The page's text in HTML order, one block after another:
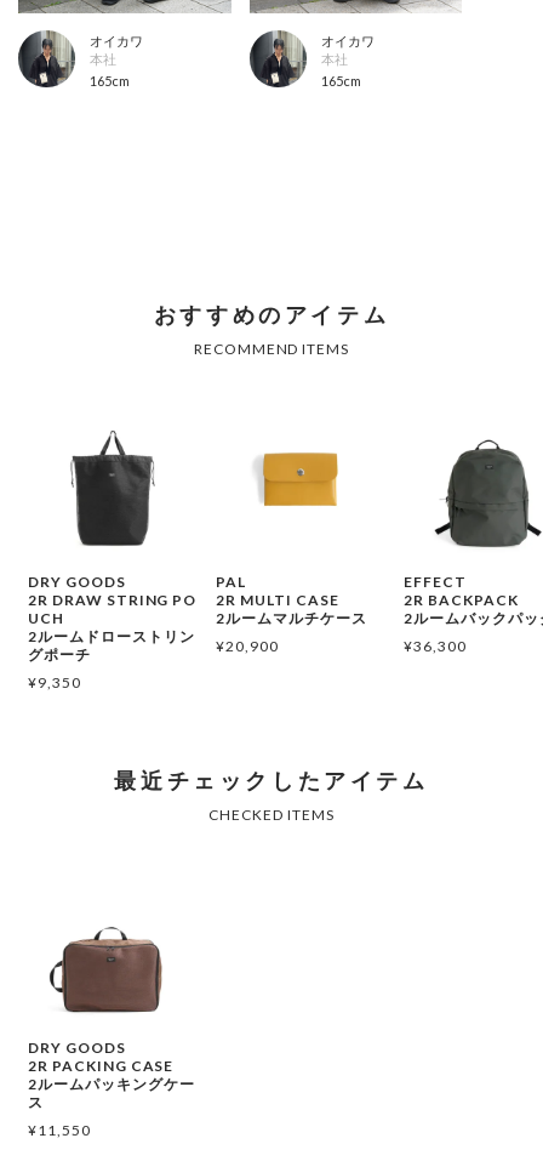
オイカワ
本社
165cm
オイカワ
本社
165cm
DRY GOODS
2R DRAW STRING PO
UCH
2ルームドローストリン
グポーチ
¥9,350
PAL
2R MULTI CASE
2ルームマルチケース
¥20,900
EFFECT
2R BACKPACK
2ルームバックパッ
¥36,300
DRY GOODS
2R PACKING CASE
2ルームパッキングケー
ス
¥11,550